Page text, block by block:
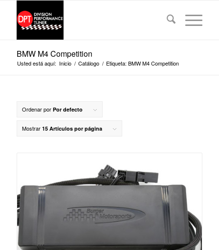
BMW M4 Competition
Usted está aquí: Inicio / Catálogo / Etiqueta: BMW M4 Competition
Ordenar por Por defecto
Mostrar 15 Artículos por página